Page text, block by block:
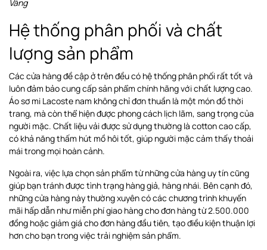
Vàng
Hệ thống phân phối và chất
lượng sản phẩm
Các cửa hàng đề cập ở trên đều có hệ thống phân phối rất tốt và
luôn đảm bảo cung cấp sản phẩm chính hãng với chất lượng cao.
Áo sơ mi Lacoste nam không chỉ đơn thuần là một món đồ thời
trang, mà còn thể hiện được phong cách lịch lãm, sang trọng của
người mặc. Chất liệu vải được sử dụng thường là cotton cao cấp,
có khả năng thấm hút mồ hôi tốt, giúp người mặc cảm thấy thoải
mái trong mọi hoàn cảnh.
Ngoài ra, việc lựa chọn sản phẩm từ những cửa hàng uy tín cũng
giúp bạn tránh được tình trạng hàng giả, hàng nhái. Bên cạnh đó,
những cửa hàng này thường xuyên có các chương trình khuyến
mãi hấp dẫn như miễn phí giao hàng cho đơn hàng từ 2.500.000
đồng hoặc giảm giá cho đơn hàng đầu tiên, tạo điều kiện thuận lợi
hơn cho bạn trong việc trải nghiệm sản phẩm.